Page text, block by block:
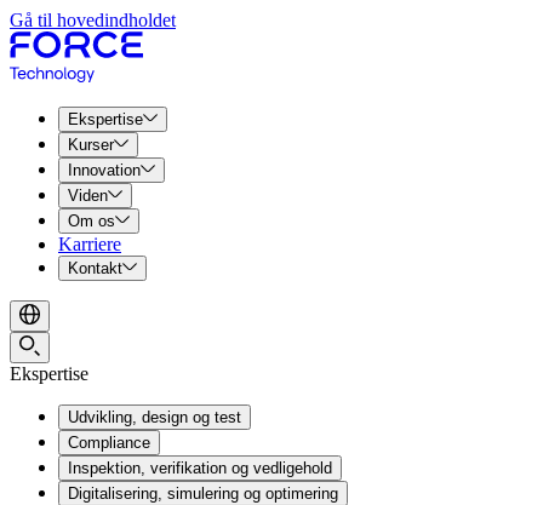
Gå til hovedindholdet
Ekspertise
Kurser
Innovation
Viden
Om os
Karriere
Kontakt
Ekspertise
Udvikling, design og test
Compliance
Inspektion, verifikation og vedligehold
Digitalisering, simulering og optimering